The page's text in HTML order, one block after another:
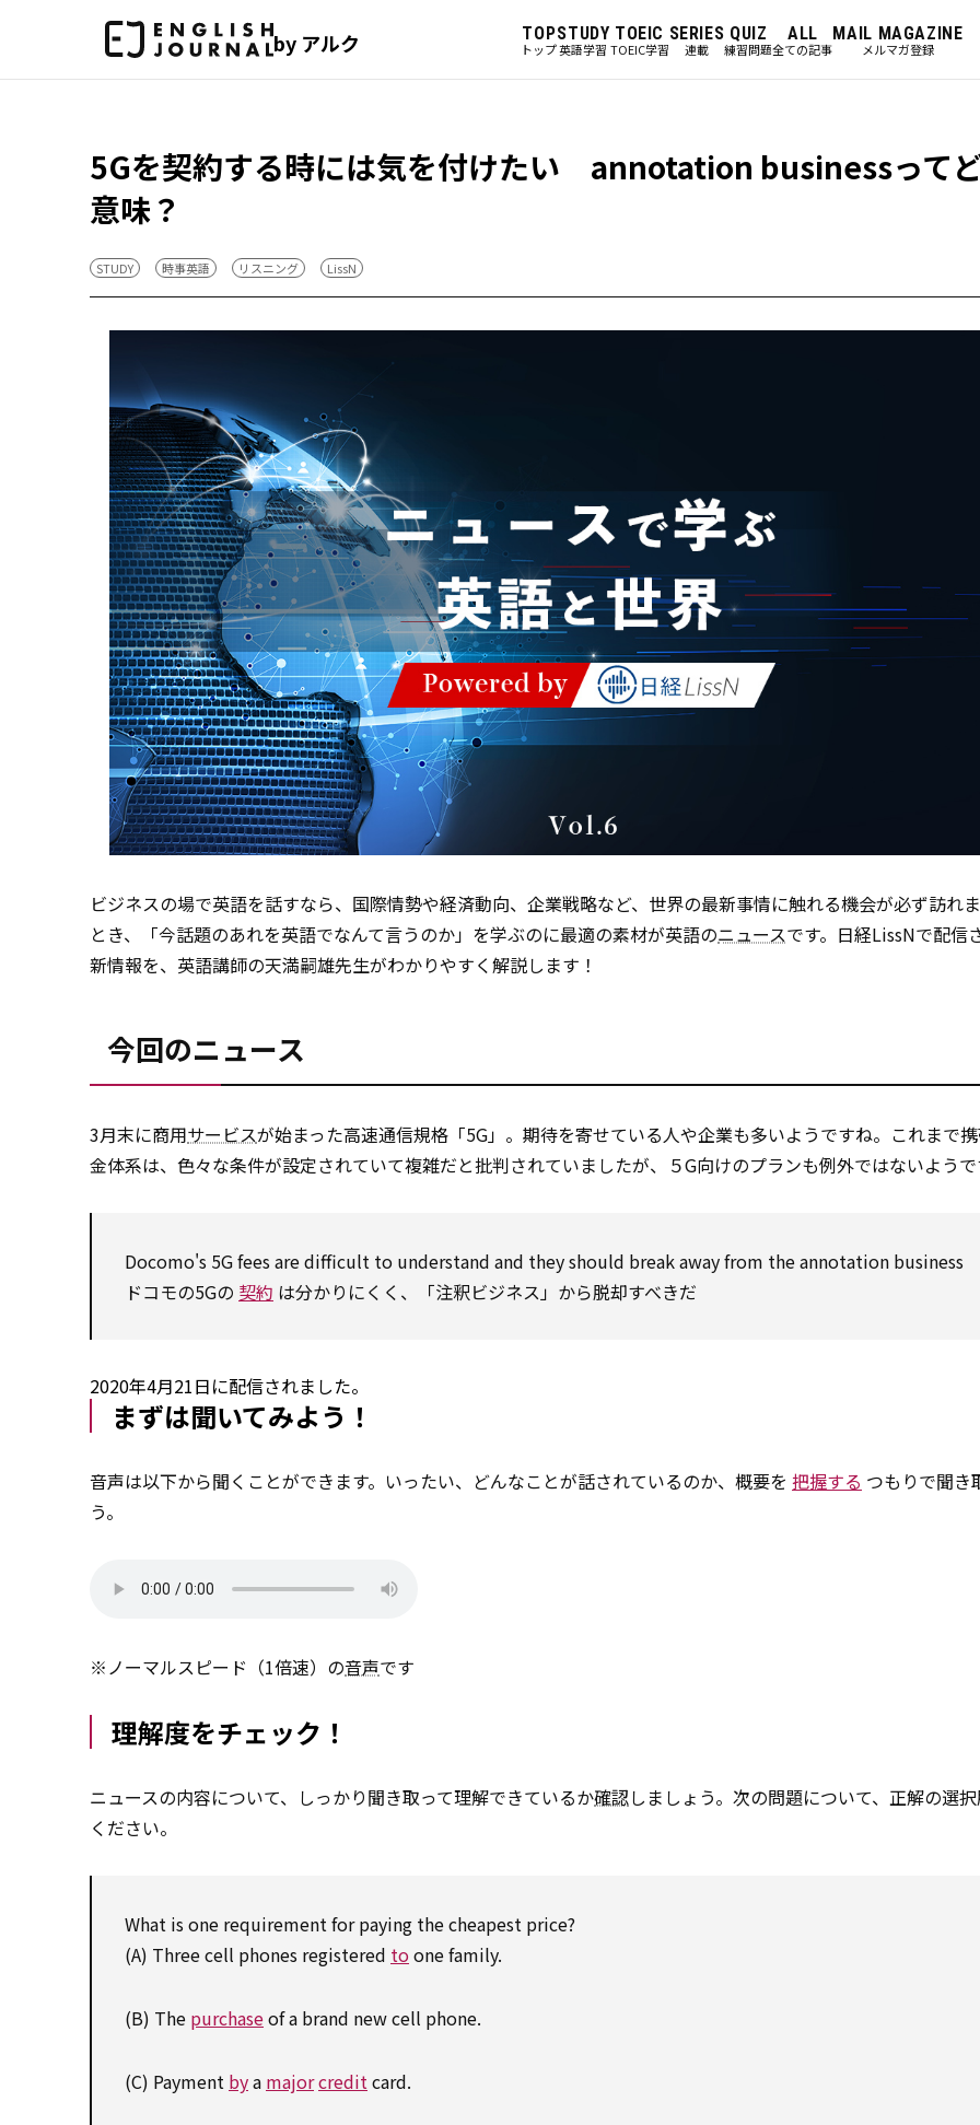
by アルク TOP
トップ
STUDY
英語学習
TOEIC
TOEIC学習
SERIES
連載
QUIZ
練習問題
ALL
全ての記事
MAIL MAGAZINE
メルマガ登録
5Gを契約する時には気を付けたい annotation businessって
意味？
STUDY 時事英語 リスニング LissN
ビジネスの場で英語を話すなら、国際情勢や経済動向、企業戦略など、世界の最新事情に触れる機会が必ず訪れ
とき、「今話題のあれを英語でなんて言うのか」を学ぶのに最適の素材が英語のニュースです。日経LissNで配信
新情報を、英語講師の天満嗣雄先生がわかりやすく解説します！
今回のニュース
3月末に商用サービスが始まった高速通信規格「5G」。期待を寄せている人や企業も多いようですね。これまで
金体系は、色々な条件が設定されていて複雑だと批判されていましたが、５G向けのプランも例外ではないようで
Docomo's 5G fees are difficult to understand and theyshould break away from the annotation business
ドコモの5Gの 契約 は分かりにくく、「注釈ビジネス」から脱却すべきだ
2020年4月21日に配信されました。
まずは聞いてみよう！
音声は以下から聞くことができます。いったい、どんなことが話されているのか、概要を 把握する つもりで聞き
う。
※ノーマルスピード（1倍速）の音声です
理解度をチェック！
ニュースの内容について、しっかり聞き取って理解できているか確認しましょう。次の問題について、正解の選
ください。
What is one requirementforpaying the cheapest price?
(A) Three cell phones registered toone family.
(B) The purchaseof a brand new cell phone.
(C) Payment bya majorcreditcard.